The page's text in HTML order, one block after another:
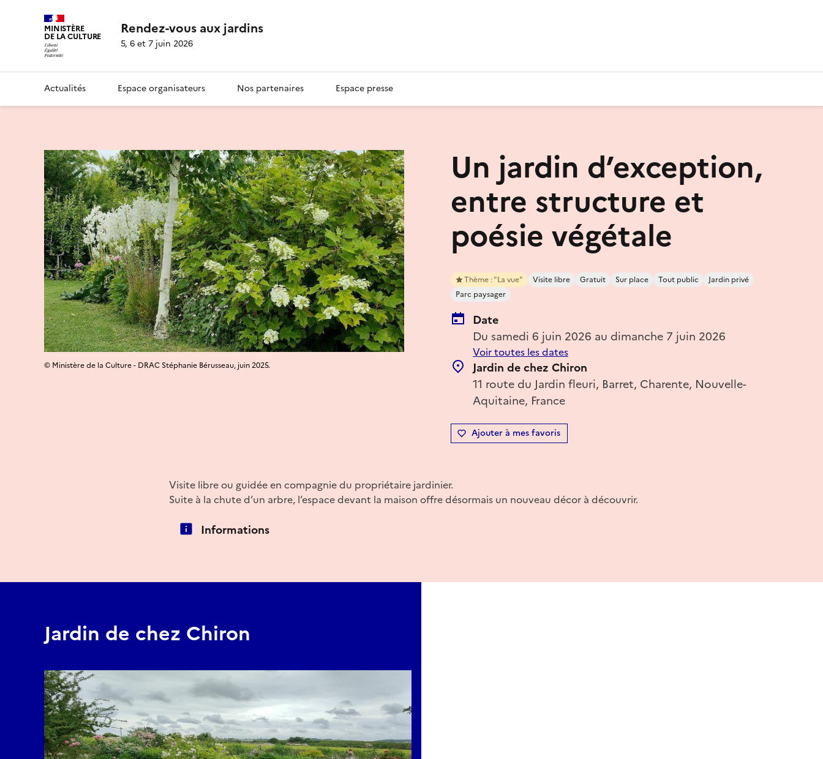
MINISTÈRE
DE LA CULTURE Rendez-vous aux jardins
5, 6 et 7 juin 2026
Actualités Espace organisateurs Nos partenaires Espace presse
Un jardin d’exception,
entre structure et
poésie végétale
Thème : "La vue" Visite libre Gratuit Sur place Tout public
Jardin privé
Parc paysager
Date
Du samedi 6 juin 2026 au dimanche 7 juin 2026
Voir toutes les dates
Jardin de chez Chiron
11 route du Jardin fleuri, Barret, Charente, Nouvelle-
Aquitaine, France
Ajouter à mes favoris
© Ministère de la Culture - DRAC Stéphanie Bérusseau, juin 2025.
Visite libre ou guidée en compagnie du propriétaire jardinier.
Suite à la chute d’un arbre, l’espace devant la maison offre désormais un nouveau décor à découvrir.
Informations
Jardin de chez Chiron